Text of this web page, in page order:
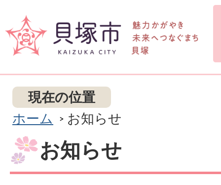
現在の位置
ホーム
お知らせ
お知らせ